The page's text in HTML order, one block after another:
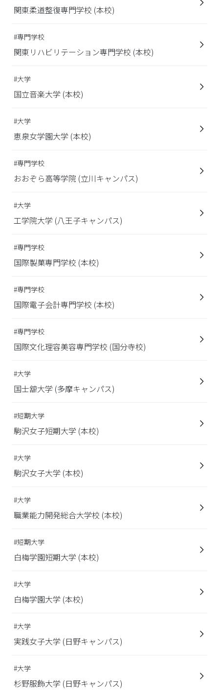
関東柔道整復専門学校 (本校)
#専門学校
関東リハビリテーション専門学校 (本校)
#大学
国立音楽大学 (本校)
#大学
恵泉女学園大学 (本校)
#専門学校
おおぞら高等学院 (立川キャンパス)
#大学
工学院大学 (八王子キャンパス)
#専門学校
国際製菓専門学校 (本校)
#専門学校
国際電子会計専門学校 (本校)
#専門学校
国際文化理容美容専門学校 (国分寺校)
#大学
国士舘大学 (多摩キャンパス)
#短期大学
駒沢女子短期大学 (本校)
#大学
駒沢女子大学 (本校)
#大学
職業能力開発総合大学校 (本校)
#短期大学
白梅学園短期大学 (本校)
#大学
白梅学園大学 (本校)
#大学
実践女子大学 (日野キャンパス)
#大学
杉野服飾大学 (日野キャンパス)